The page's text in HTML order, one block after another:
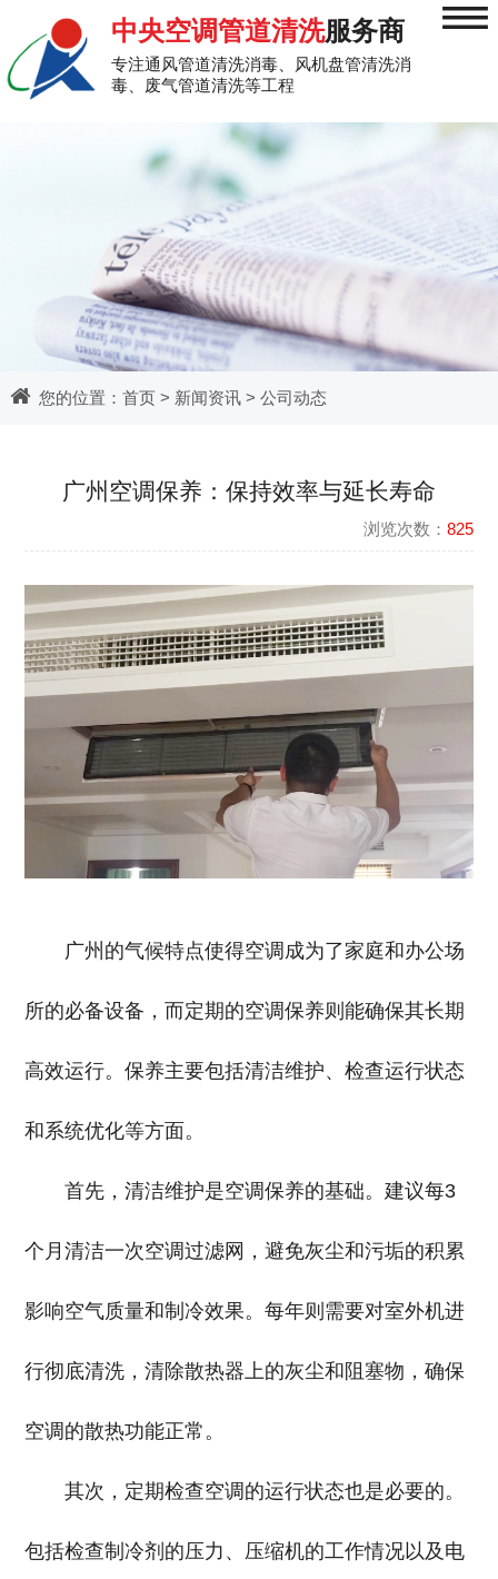
中央空调管道清洗服务商
专注通风管道清洗消毒、风机盘管清洗消
毒、废气管道清洗等工程
≡
您的位置： 首页> 新闻资讯 > 公司动态
广州空调保养：保持效率与延长寿命
浏览次数： 825
广州的气候特点使得空调成为了家庭和办公场
所的必备设备，而定期的空调保养则能确保其长期
高效运行。保养主要包括清洁维护、检查运行状态
和系统优化等方面。
首先，清洁维护是空调保养的基础。建议每3
个月清洁一次空调过滤网，避免灰尘和污垢的积累
影响空气质量和制冷效果。每年则需要对室外机进
行彻底清洗，清除散热器上的灰尘和阻塞物，确保
空调的散热功能正常。
其次，定期检查空调的运行状态也是必要的。
包括检查制冷剂的压力、压缩机的工作情况以及电